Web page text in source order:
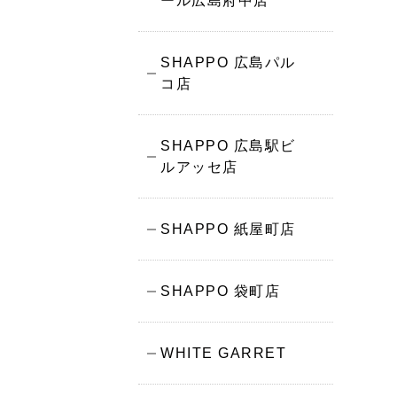
SHAPPO 広島パル
コ店
SHAPPO 広島駅ビ
ルアッセ店
SHAPPO 紙屋町店
SHAPPO 袋町店
WHITE GARRET